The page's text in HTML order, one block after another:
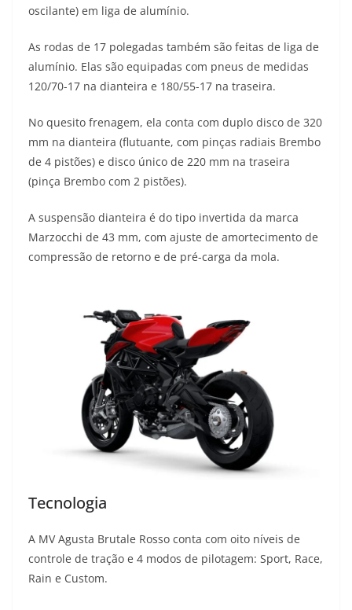
oscilante) em liga de alumínio.
As rodas de 17 polegadas também são feitas de liga de
alumínio. Elas são equipadas com pneus de medidas
120/70-17 na dianteira e 180/55-17 na traseira.
No quesito frenagem, ela conta com duplo disco de 320
mm na dianteira (flutuante, com pinças radiais Brembo
de 4 pistões) e disco único de 220 mm na traseira
(pinça Brembo com 2 pistões).
A suspensão dianteira é do tipo invertida da marca
Marzocchi de 43 mm, com ajuste de amortecimento de
compressão de retorno e de pré-carga da mola.
Tecnologia
A MV Agusta Brutale Rosso conta com oito níveis de
controle de tração e 4 modos de pilotagem: Sport, Race,
Rain e Custom.